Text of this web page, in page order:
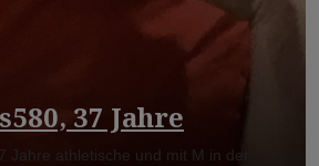
37 Jahre
Jahre athletische und mit M in der